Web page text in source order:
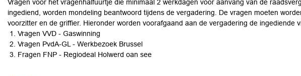
Vragen voor het vragenhalfuurtje die minimaal 2 werkdagen voor aanvang van de
ingediend, worden mondeling beantwoord tijdens de vergadering. De vragen moeten
voorzitter en de griffier. Hieronder worden voorafgaand aan de vergadering de ingediende
Vragen VVD - Gaswinning
Vragen PvdA-GL - Werkbezoek Brussel
Fragen FNP - Regiodeal Holwerd oan see